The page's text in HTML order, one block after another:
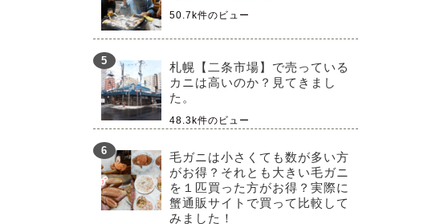
50.7k件のビュー
札幌【二条市場】で売っている
カニは高いのか？見てきまし
た。
48.3k件のビュー
毛ガニは小さくても数が多い方
がお得？それとも大きい毛ガニ
を１匹買った方がお得？実際に
蟹通販サイトで買って比較して
みました！